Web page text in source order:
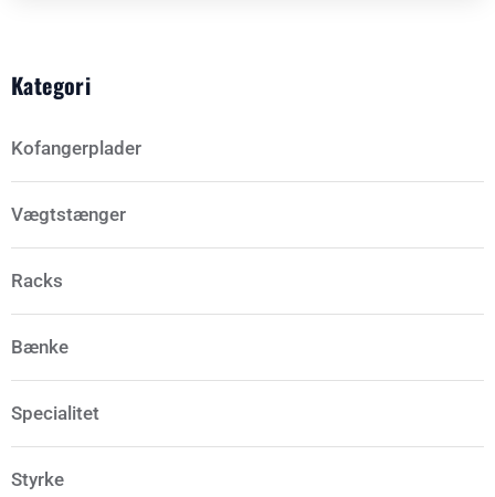
Kategori
Kofangerplader
Vægtstænger
Racks
Bænke
Specialitet
Styrke